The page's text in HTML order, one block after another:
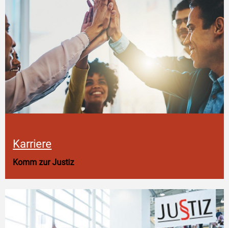
Karriere
Komm zur Justiz